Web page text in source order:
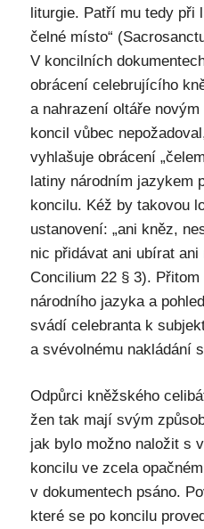
liturgie. Patří mu tedy při
čelné místo“
V koncilních
obrácení celebrujícího
a nahrazení oltáře
koncil vůbec
vyhlašuje obrácení
latiny národním jazykem
koncilu. Kéž by takovou
ustanovení: „ani kněz,
nic přidávat ani ubírat ani
Concilium 22 § 3).
národního jazyka a
svádí celebranta k
a svévolnému nakládání
Odpůrci kněžského
žen tak mají svým
jak bylo možno naložit s
koncilu ve zcela
v dokumentech psáno.
které se po koncilu